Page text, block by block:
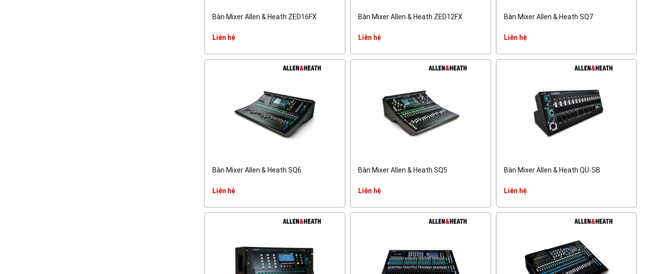
Bàn Mixer Allen & Heath ZED16FX
Liên hệ
Bàn Mixer Allen & Heath ZED12FX
Liên hệ
Bàn Mixer Allen & Heath SQ7
Liên hệ
Bàn Mixer Allen & Heath SQ6
Liên hệ
Bàn Mixer Allen & Heath SQ5
Liên hệ
Bàn Mixer Allen & Heath QU-SB
Liên hệ